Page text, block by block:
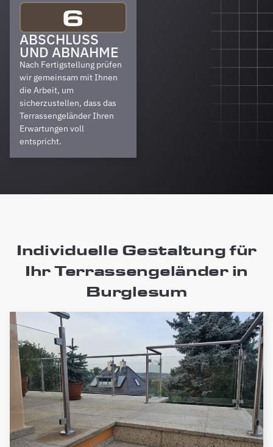
6
ABSCHLUSS
UND ABNAHME
Nach Fertigstellung prüfen
wir gemeinsam mit Ihnen
die Arbeit, um
sicherzustellen, dass das
Terrassengeländer Ihren
Erwartungen voll
entspricht.
Individuelle Gestaltung für
Ihr Terrassengeländer in
Burglesum